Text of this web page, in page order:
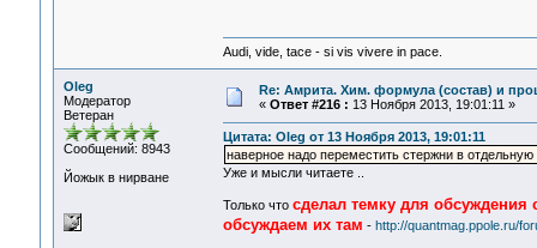
Audi, vide, tace - si vis vivere in pace.
Oleg
Модератор
Ветеран
Сообщений: 8943
Йожык в нирване
Re: Амрита. Хим. формула (состав) и
« Ответ #216 : 13 Ноября 2013, 19:01:11 »
Цитата: Oleg от 13 Ноября 2013, 19:01:11
наверное надо переместить стержни в отдельную
Уже и мысли читаете ..
Только что сделал темку для обсуждения
обсуждаем их там - http://quantmag.ppole.ru/